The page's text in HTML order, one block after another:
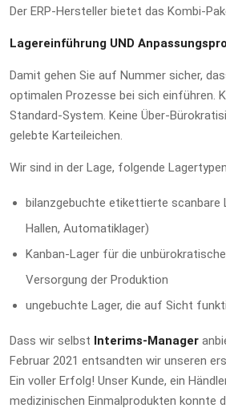
Der ERP-Hersteller bietet das Kombi-
Lagereinführung UND
Damit gehen Sie auf Nummer sicher,
optimalen Prozesse bei sich einführen.
Standard-System. Keine Über-
gelebte Karteileichen.
Wir sind in der Lage, folgende
bilanzgebuchte etikettierte scanbare
Hallen, Automatiklager)
Kanban-Lager für die
Versorgung der Produktion
ungebuchte Lager, die auf Sicht
Dass wir selbst Interims-Manager
Februar 2021 entsandten wir unseren
Ein voller Erfolg! Unser Kunde, ein
medizinischen Einmalprodukten konnte